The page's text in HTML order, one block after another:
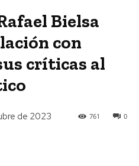
Bielsa
con
críticas al
de 2023 0
761